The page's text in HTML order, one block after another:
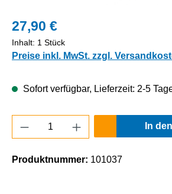
27,90 €
Inhalt: 1 Stück
Preise inkl. MwSt. zzgl.
Sofort verfügbar, Lieferzeit: 2-5
Produkt Anzahl: Gib den
In
Produktnummer: 101037